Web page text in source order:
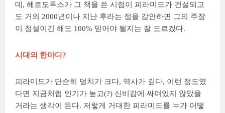
데, 헤로도투스가 그 책을 쓴 시점이 피라미드가 건설되고
도 거의 2000년이나 지난 후라는 점을 감안하면 그의 주장
이 정설이긴 해도 100% 믿어야 될지는 잘 모르겠다.
시대의 한마디?
피라미드가 단순히 덩치가 크다, 역사가 깊다, 이런 정도였
다면 지금처럼 인기가 높고(?) 신비감에 싸여있지 않았을
거라는 생각이 든다. 저렇게 거대한 피라미드를 누가 어떻